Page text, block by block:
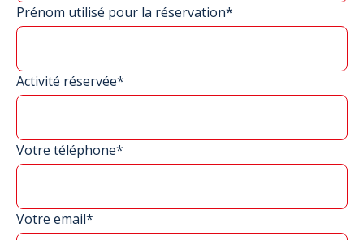
Prénom utilisé pour la réservation*
Activité réservée*
Votre téléphone*
Votre email*